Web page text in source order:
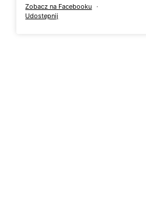
Zobacz na Facebooku
·
Udostępnij